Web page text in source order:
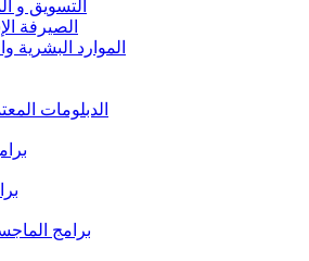
التسويق و
الصيرفة
الموارد البشرية
الدبلومات
برامج 12
برامج
برامج